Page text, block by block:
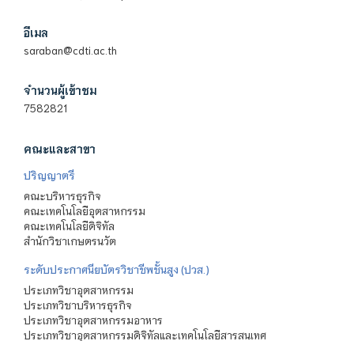
อีเมล
saraban@cdti.ac.th
จำนวนผู้เข้าชม
7582821
คณะและสาขา
ปริญญาตรี
คณะบริหารธุรกิจ
คณะเทคโนโลยีอุตสาหกรรม
คณะเทคโนโลยีดิจิทัล
สำนักวิชาเกษตรนวัต
ระดับประกาศนียบัตรวิชาชีพชั้นสูง (ปวส.)
ประเภทวิชาอุตสาหกรรม
ประเภทวิชาบริหารธุรกิจ
ประเภทวิชาอุตสาหกรรมอาหาร
ประเภทวิชาอุตสาหกรรมดิจิทัลและเทคโนโลยีสารสนเทศ